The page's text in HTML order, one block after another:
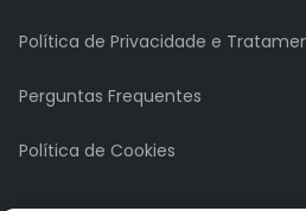
Política de Privacidade e
Perguntas Frequentes
Política de Cookies